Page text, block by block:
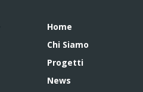
Home
Chi Siamo
Progetti
News